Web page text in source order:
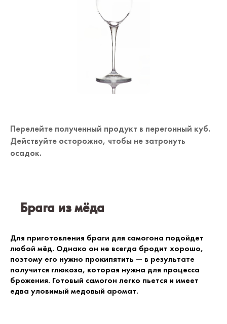
Перелейте полученный продукт в перегонный куб.
Действуйте осторожно, чтобы не затронуть
осадок.
Брага из мёда
Для приготовления браги для самогона подойдет
любой мёд. Однако он не всегда бродит хорошо,
поэтому его нужно прокипятить — в результате
получится глюкоза, которая нужна для процесса
брожения. Готовый самогон легко пьется и имеет
едва уловимый медовый аромат.